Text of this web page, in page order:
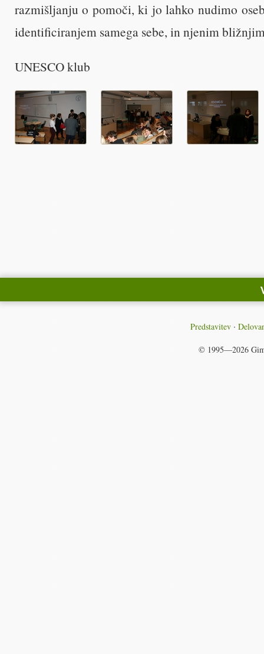
razmišljanju o pomoči, ki jo lahko nudimo
identificiranjem samega sebe, in njenim
UNESCO klub
Predstavitev
© 1995—2026